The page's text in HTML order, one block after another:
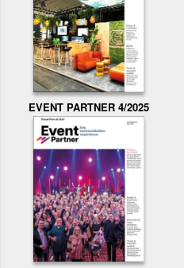
EVENT PARTNER 4/2025